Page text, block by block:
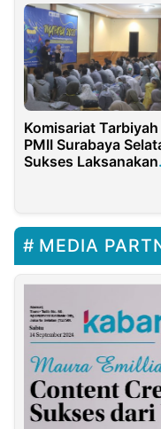
Komisariat Tarbiyah
PMII Surabaya
Sukses Laksanakan
MEDIA